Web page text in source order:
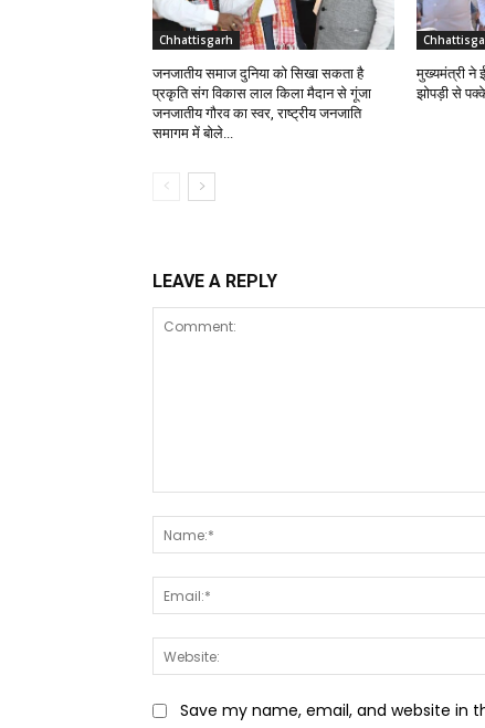
Chhattisgarh
जनजातीय समाज दुनिया को सिखा सकता है
प्रकृति संग विकास लाल किला मैदान से गूंजा
जनजातीय गौरव का स्वर, राष्ट्रीय जनजाति
समागम में बोले...
मुख्यमंत्री ने
झोपड़ी से
LEAVE A REPLY
Save my name, email, and website in